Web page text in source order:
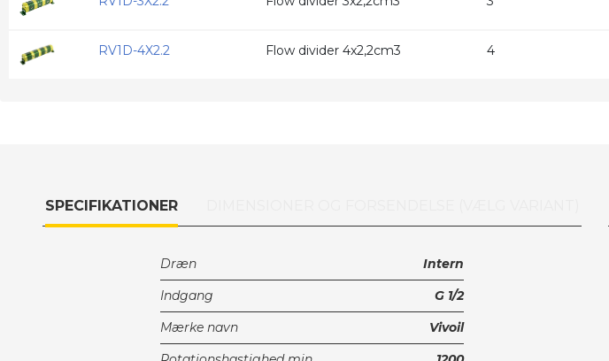
RV1D-4X2.2 Flow divider 4x2,2cm3 4
SPECIFIKATIONER
Dræn
Intern
Indgang
G 1/2
Mærke navn
Vivoil